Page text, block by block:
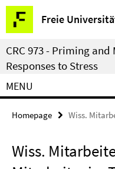
Springe
direkt
zu
Inhalt
Freie
Service
Navigation
CRC 973 - Priming
Responses to Stress
MENU
Homepage Wiss.
Wiss.